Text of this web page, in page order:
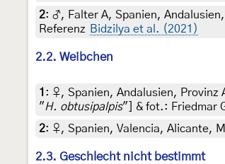
2: ♂, Falter A, Spanien,
Referenz Bidzilya et al. (2021)
2.2. Weibchen
1 : ♀, Spanien, Andalusien, Provinz
"H. obtusipalpis"] & fot.: Friedmar
2: ♀, Spanien, Valencia, Alicante,
2.3. Geschlecht nicht bestimmt